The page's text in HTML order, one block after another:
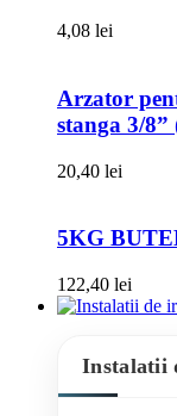
4,08 lei
Arzator
stanga 3/8”
20,40 lei
5KG
122,40 lei
Instalatii